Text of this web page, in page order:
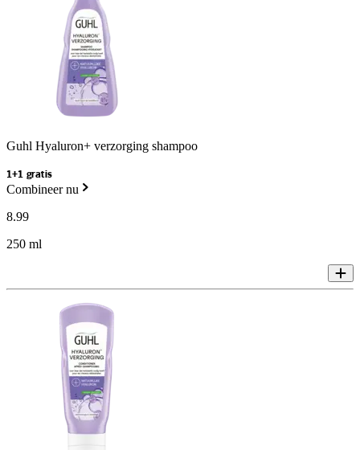
Guhl Hyaluron+ verzorging shampoo
1+1 gratis
Combineer nu
8.99
250 ml